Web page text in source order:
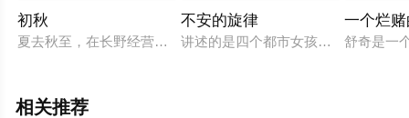
初秋
夏去秋至，在长野经营葡萄酒专卖店的松原辰平（役所広司 饰
不安的旋律
讲述的是四个都市女孩成长的故事，
一个烂
舒奇是一
相关推荐